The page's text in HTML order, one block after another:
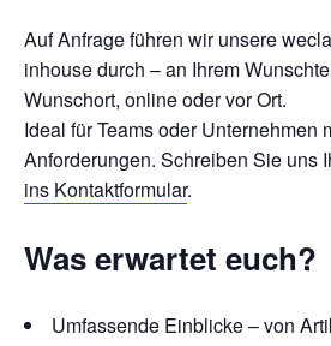
Auf Anfrage führen wir unsere
inhouse durch – an Ihrem
Wunschort, online oder vor Ort.
Ideal für Teams oder Unternehmen
Anforderungen. Schreiben Sie uns
ins Kontaktformular.
Was erwartet euch?
Umfassende Einblicke – von